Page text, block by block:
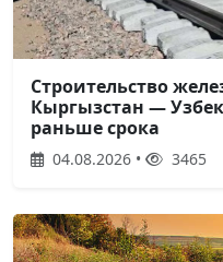
Строительство
Кыргызстан —
раньше срока
04.08.2026 • 3465